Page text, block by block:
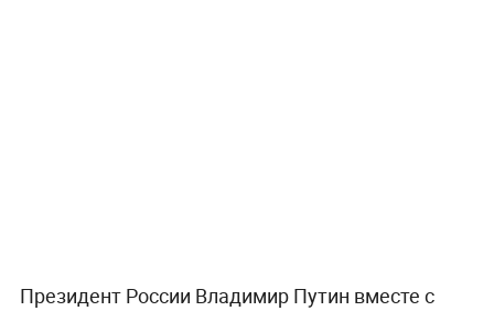
Президент России Владимир Путин вместе с